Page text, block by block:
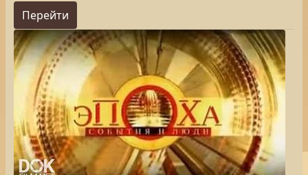
Перейти